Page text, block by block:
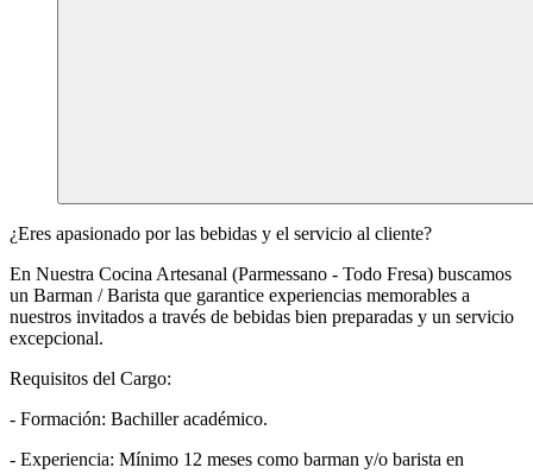
¿Eres apasionado por las bebidas y el servicio al cliente?
En Nuestra Cocina Artesanal (Parmessano - Todo Fresa) buscamos
un Barman / Barista que garantice experiencias memorables a
nuestros invitados a través de bebidas bien preparadas y un servicio
excepcional.
Requisitos del Cargo:
- Formación: Bachiller académico.
- Experiencia: Mínimo 12 meses como barman y/o barista en